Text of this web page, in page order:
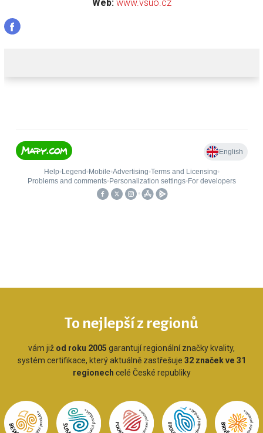
Web: www.vsuo.cz
To nejlepší z regionů
vám již od roku 2005 garantují regionální značky kvality,
systém certifikace, který aktuálně zastřešuje 32 značek ve 31
regionech celé České republiky